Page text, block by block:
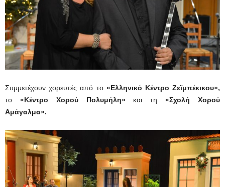
Συμμετέχουν χορευτές από το «Ελληνικό Κέντρο Ζεϊμπέκικου»,
το «Κέντρο Χορού Πολυμήλη»και τη«Σχολή Χορού
Αμάγαλμα».